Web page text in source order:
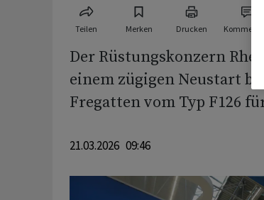
Teilen Merken Drucken
Der Rüstungskonzern
einem zügigen Neustart
Fregatten vom Typ F126
21.03.2026 09:46